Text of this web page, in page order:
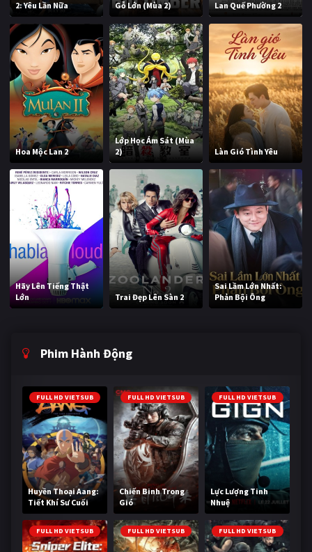
2: Yêu Lần Nữa Gỗ Lớn (Mùa 2) Lan Quế Phường 2
Hoa Mộc Lan 2
Lớp Học Ám Sát (Mùa
2)
Làn Gió Tình Yêu
Hãy Lên Tiếng Thật
Lớn
Trai Đẹp Lên Sàn 2
Sai Lầm Lớn Nhất:
Phản Bội Ông
Phim Hành Động
FULL HD VIETSUB
Huyền Thoại Aang:
Tiết Khí Sư Cuối
Cùng
FULL HD VIETSUB
Chiến Binh Trong
Gió
FULL HD VIETSUB
Lực Lượng Tinh
Nhuệ
FULL HD VIETSUB FULL HD VIETSUB FULL HD VIETSUB